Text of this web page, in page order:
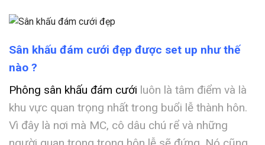
Sân khấu đám cưới đẹp được set up như thế
nào ?
Phông sân khấu đám cưới luôn là tâm điểm và là
khu vực quan trọng nhất trong buổi lễ thành hôn.
Vì đây là nơi mà MC, cô dâu chú rể và những